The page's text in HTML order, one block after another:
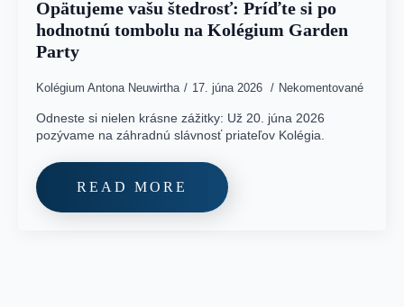
Opätujeme vašu štedrosť: Príďte si po
hodnotnú tombolu na Kolégium Garden
Party
Kolégium Antona Neuwirtha 17. júna 2026 Nekomentované
Odneste si nielen krásne zážitky: Už 20. júna 2026
pozývame na záhradnú slávnosť priateľov Kolégia.
READ MORE